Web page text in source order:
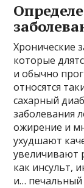
Хронические
которые
и обычно
относятся
сахарный
заболевания
ожирение и
ухудшают
увеличивают
как инсульт,
и…